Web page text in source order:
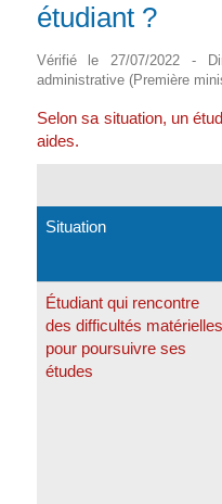
étudiant ?
Vérifié le 27/07/2022 -
administrative (Première
Selon sa situation, un
aides.
Situation
Étudiant qui rencontre
des difficultés matérielles
pour poursuivre ses
études